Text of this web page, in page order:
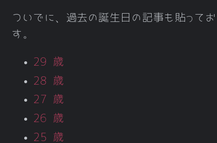
ついでに、過去の誕生日の記事も貼って
す。
29 歳
28 歳
27 歳
26 歳
25 歳